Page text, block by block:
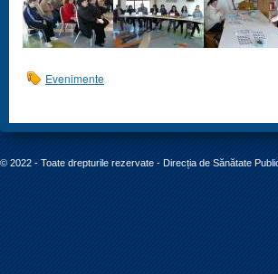
Evenimente
© 2022 - Toate drepturile rezervate - Direcția de Sănătate